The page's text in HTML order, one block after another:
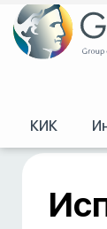
КИК
GSL/Пресс-